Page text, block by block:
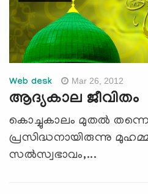
Web desk Mar 26, 2012
ആദ്യകാല ജീവിതം
കൊച്ചുകാലം മുതല്‍
പ്രസിദ്ധനായിരുന്നു
സല്‍സ്വഭാവം,...